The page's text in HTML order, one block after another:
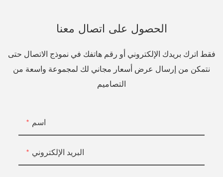
الحصول على اتصال معنا
فقط اترك بريدك الإلكتروني أو رقم هاتفك في نموذج الاتصال حتى
نتمكن من إرسال عرض أسعار مجاني لك لمجموعة واسعة من
التصاميم
اسم
البريد الإلكتروني